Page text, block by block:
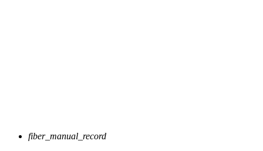
fiber_manual_record